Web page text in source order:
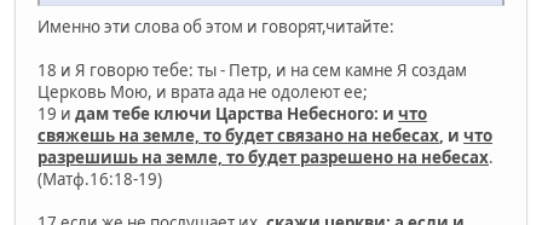
Именно эти слова об этом и говорят,читайте:
18 и Я говорю тебе: ты - Петр, и на сем камне Я создам
Церковь Мою, и врата ада не одолеют ее;
19 и дам тебе ключи Царства Небесного: и что
свяжешь на земле, то будет связано на небесах, и что
разрешишь на земле, то будет разрешено на небесах.
(Матф.16:18-19)